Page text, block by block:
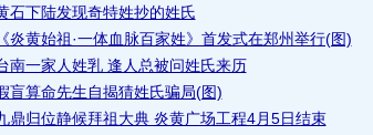
石下陆发现奇特姓抄的姓氏
《炎黄始祖·一体血脉百家姓》首发式在郑州举行(图)
南一家人姓乳 逢人总被问姓氏来历
盲算命先生自揭猜姓氏骗局(图)
鼎归位静候拜祖大典 炎黄广场工程4月5日结束